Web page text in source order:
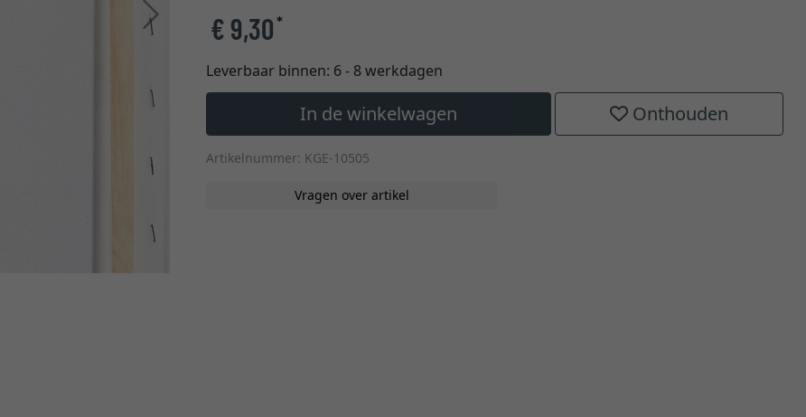
Verder € 9,30*
Leverbaar binnen: 6 - 8 werkdagen
In de winkelwagen Onthouden
Artikelnummer: KGE-10505
Vragen over artikel